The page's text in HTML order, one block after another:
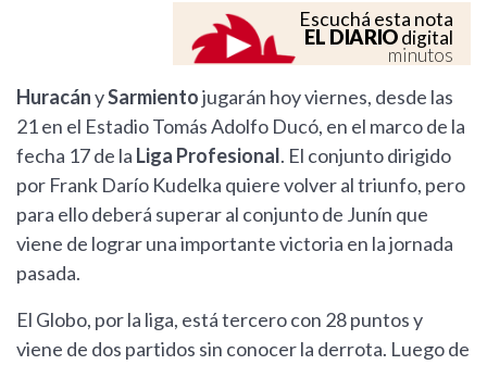
Escuchá esta nota
EL DIARIOdigital
minutos
HuracánySarmientojugarán hoy viernes, desde las
21 en el Estadio Tomás Adolfo Ducó, en el marco de la
fecha 17 de la Liga Profesional. El conjunto dirigido
por Frank Darío Kudelka quiere volver al triunfo, pero
para ello deberá superar al conjunto de Junín que
viene de lograr una importante victoria en la jornada
pasada.
El Globo, por la liga, está tercero con 28 puntos y
viene de dos partidos sin conocer la derrota. Luego de